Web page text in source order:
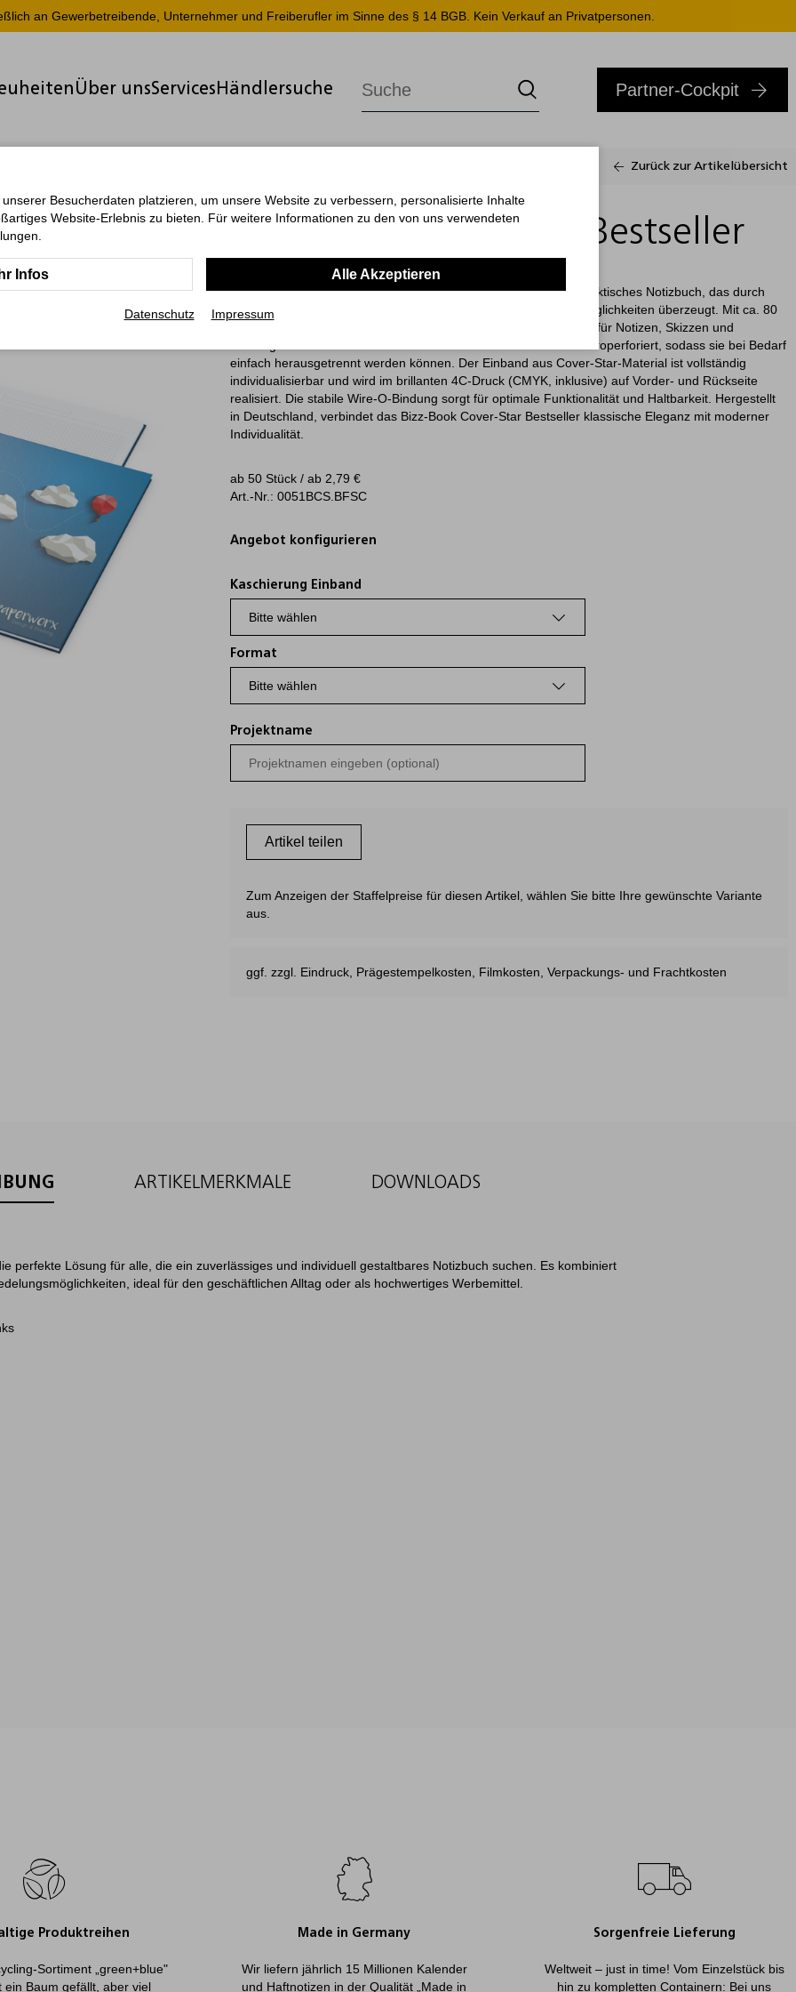
an Gewerbetreibende, Unternehmer und Freiberufler im Sinne des § 14 BGB. Kein Verkauf an Privatpersonen.
Über unsServicesHändlersuche Partner-Cockpit
Zurück zur Artikelübersicht
Bizz-Book Cover-Star Bestseller
Das Bizz-Book Cover-Star Bestseller ist ein hochwertiges und praktisches Notizbuch, das durch
seine klassische Wire-O-Bindung und individuelle Gestaltungsmöglichkeiten überzeugt. Mit ca. 80
Blatt hochweißem 80-g/m²-Schreibpapier bietet es reichlich Platz für Notizen, Skizzen und
Planungen. Die Notizseiten sind mit Winkelkaro bedruckt und mikroperforiert, sodass sie bei Bedarf
einfach herausgetrennt werden können. Der Einband aus Cover-Star-Material ist vollständig
individualisierbar und wird im brillanten 4C-Druck (CMYK, inklusive) auf Vorder- und Rückseite
realisiert. Die stabile Wire-O-Bindung sorgt für optimale Funktionalität und Haltbarkeit. Hergestellt
in Deutschland, verbindet das Bizz-Book Cover-Star Bestseller klassische Eleganz mit moderner
Individualität.
ab 50 Stück / ab 2,79 €
Art.-Nr.: 0051BCS.BFSC
Angebot konfigurieren
Kaschierung Einband
Format
Projektname
Artikel teilen
Zum Anzeigen der Staffelpreise für diesen Artikel, wählen Sie bitte Ihre gewünschte Variante
aus.
ggf. zzgl. Eindruck, Prägestempelkosten, Filmkosten, Verpackungs- und Frachtkosten
ARTIKELMERKMALE DOWNLOADS
perfekte Lösung für alle, die ein zuverlässiges und individuell gestaltbares Notizbuch suchen. Es kombiniert
ideal für den geschäftlichen Alltag oder als hochwertiges Werbemittel.
Produktreihen
Sortiment „green+blue"
ein Baum gefällt, aber viel
Made in Germany
Wir liefern jährlich 15 Millionen Kalender
und Haftnotizen in der Qualität „Made in
Sorgenfreie Lieferung
Weltweit – just in time! Vom Einzelstück bis
hin zu kompletten Containern: Bei uns
Besucherdaten platzieren, um unsere Website zu verbessern, personalisierte Inhalte
Website-Erlebnis zu bieten. Für weitere Informationen zu den von uns verwendeten
Infos Alle Akzeptieren
Datenschutz Impressum